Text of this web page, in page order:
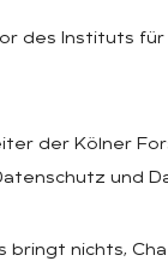
des Instituts
der Kölner
und
nichts,